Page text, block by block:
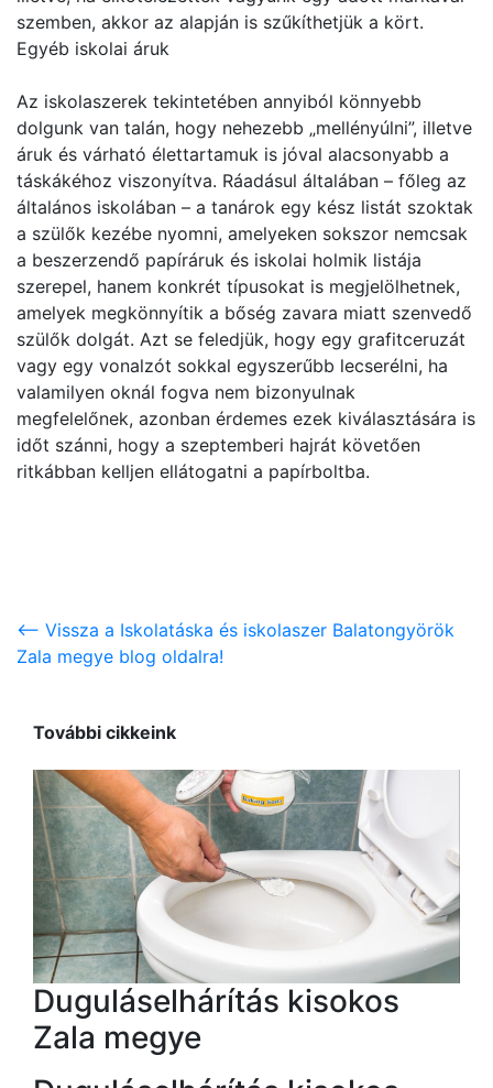
szemben, akkor az alapján is szűkíthetjük a kört.
Egyéb iskolai áruk
Az iskolaszerek tekintetében annyiból könnyebb
dolgunk van talán, hogy nehezebb „mellényúlni”, illetve
áruk és várható élettartamuk is jóval alacsonyabb a
táskákéhoz viszonyítva. Ráadásul általában – főleg az
általános iskolában – a tanárok egy kész listát szoktak
a szülők kezébe nyomni, amelyeken sokszor nemcsak
a beszerzendő papíráruk és iskolai holmik listája
szerepel, hanem konkrét típusokat is megjelölhetnek,
amelyek megkönnyítik a bőség zavara miatt szenvedő
szülők dolgát. Azt se feledjük, hogy egy grafitceruzát
vagy egy vonalzót sokkal egyszerűbb lecserélni, ha
valamilyen oknál fogva nem bizonyulnak
megfelelőnek, azonban érdemes ezek kiválasztására is
időt szánni, hogy a szeptemberi hajrát követően
ritkábban kelljen ellátogatni a papírboltba.
<-- Vissza a Iskolatáska és iskolaszer Balatongyörök
Zala megye blog oldalra!
További cikkeink
Duguláselhárítás kisokos
Zala megye